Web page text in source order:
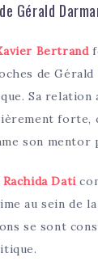
Gérald
Bertrand
de Gérald
Sa relation
forte,
son mentor
Rachida Dati
au sein de
se sont